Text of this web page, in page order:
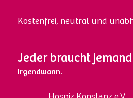
Kostenfrei, neutral und
Jeder braucht
Irgendwann.